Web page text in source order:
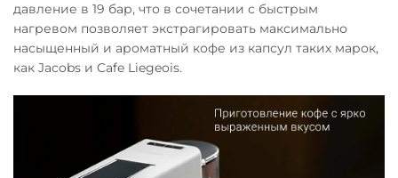
давление в 19 бар, что в сочетании с быстрым
нагревом позволяет экстрагировать максимально
насыщенный и ароматный кофе из капсул таких марок,
как Jacobs и Cafe Liegeois.